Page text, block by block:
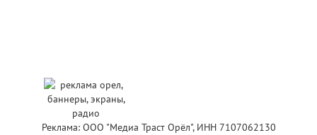
Реклама: ООО "Медиа Траст Орёл", ИНН 7107062130